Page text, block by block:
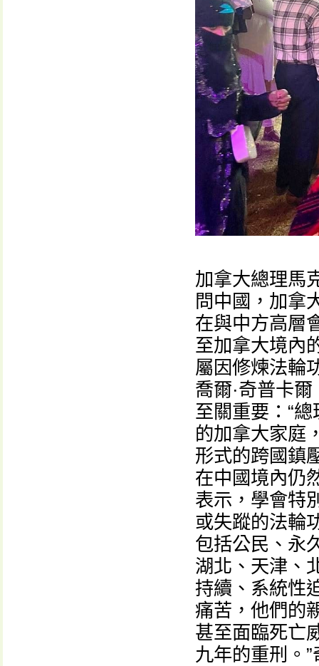
加拿大總理馬
問中國，加拿
在與中方高層
至加拿大境內
屬因修煉法輪
喬爾·奇普卡
至關重要：“
的加拿大家庭
形式的跨國鎮
在中國境內仍
表示，學會特
或失蹤的法輪
包括公民、永
湖北、天津、
持續、系統性
痛苦，他們的
甚至面臨死亡
九年的重刑。